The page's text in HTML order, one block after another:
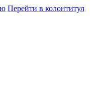
Перейти в колонтитул